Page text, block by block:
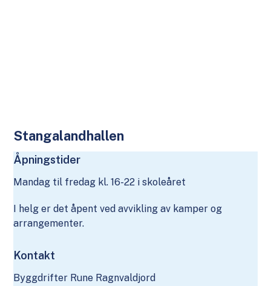
Stangalandhallen
Åpningstider
Mandag til fredag kl. 16-22 i skoleåret
I helg er det åpent ved avvikling av kamper og
arrangementer.
Kontakt
Byggdrifter Rune Ragnvaldjord